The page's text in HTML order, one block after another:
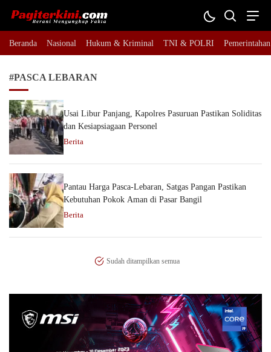
Pagiterkini.com
Berani Mengungkap Fakta
Beranda Nasional Hukum & Kriminal TNI & POLRI Pemerintahan
#PASCA LEBARAN
Usai Libur Panjang, Kapolres Pasuruan Pastikan Soliditas
dan Kesiapsiagaan Personel
Berita
Pantau Harga Pasca-Lebaran, Satgas Pangan Pastikan
Kebutuhan Pokok Aman di Pasar Bangil
Berita
Sudah ditampilkan semua